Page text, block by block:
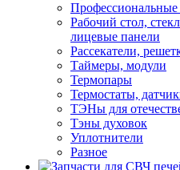
Рабочий стол,
лицевые панели
Рассекатели,
Таймеры, модули
Термопары
Термостаты,
ТЭНы для
Тэны духовок
Уплотнители
Разное